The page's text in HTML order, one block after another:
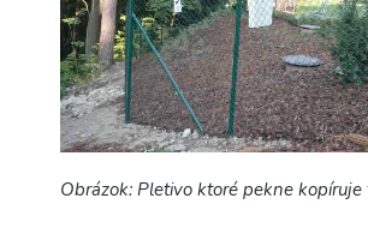
Obrázok: Pletivo ktoré pekne kopíruje